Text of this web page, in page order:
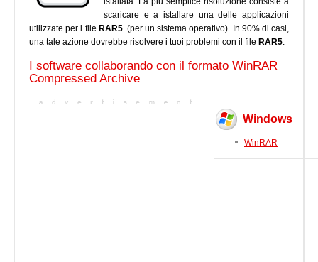
scaricare e a istallare una delle applicazioni
utilizzate per i file RAR5. (per un sistema operativo). In 90% di casi,
una tale azione dovrebbe risolvere i tuoi problemi con il file RAR5.
I software collaborando con il formato WinRAR
Compressed Archive
Windows
WinRAR